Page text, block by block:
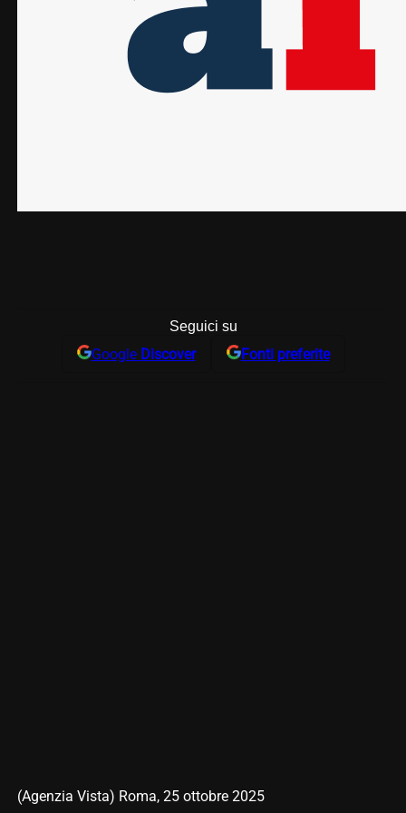
Seguici su
Google Discover Fonti preferite
(Agenzia Vista) Roma, 25 ottobre 2025